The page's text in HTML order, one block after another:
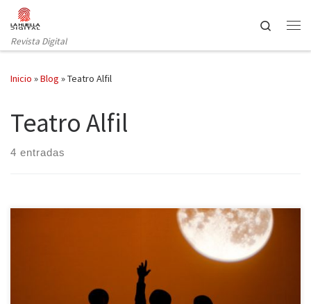
Saltar al contenido
Revista Digital
Search
Inicio »Blog »Teatro Alfil
Teatro Alfil
4 entradas
El pasado día 1 de mayo irrumpió en el madrileño Teatro Alfil la
obra suprema de Samuel Beckett, Esperando a Godot. El clásico
de lo absurdo llega para quedarse algo más de un mes y medio,